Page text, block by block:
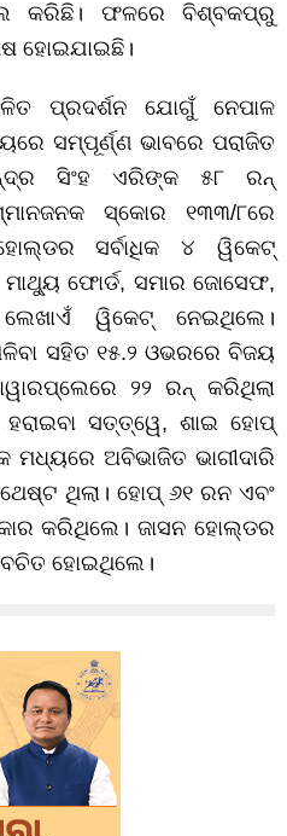
କରିଛି। ଫଳରେ ବିଶ୍ବକପ୍‌ରୁ
ହୋଇଯାଇଛି।
ପ୍ରଦର୍ଶନ ଯୋଗୁଁ
ନେପାଳ
ସମ୍ପୂର୍ଣ୍ଣ ଭାବରେ ପରାଜିତ
ସିଂହ ଏରିଙ୍କ ୫୮ ରନ୍‌
ସ୍କୋର ୧୩୩/୮ରେ
ସର୍ବାଧିକ ୪ ୱିକେଟ୍‌
ଫୋର୍ଡ, ସମାର ଜୋସେଫ,
ୱିକେଟ୍‌ ନେଇଥିଲେ।
ସହିତ ୧୫.୨ ଓଭରରେ ବିଜୟ
୨୨ ରନ୍‌ କରିଥିଲା
ହରାଇବା ସତ୍ତ୍ୱେ, ଶାଇ ହୋପ୍
ମଧ୍ୟରେ ଅବିଭାଜିତ ଭାଗୀଦାରି
ଥିଲା। ହୋପ୍ ୬୧ ରନ ଏବଂ
କରିଥିଲେ। ଜାସନ ହୋଲ୍‌ଡର
ହୋଇଥିଲେ।